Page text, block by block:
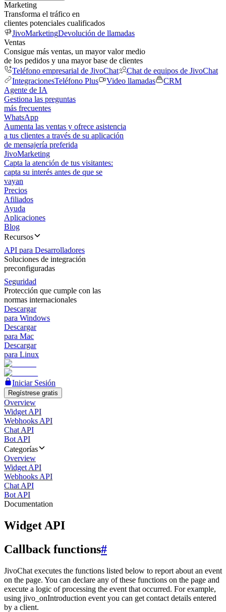
Marketing
Transforma el tráfico en
clientes potenciales cualificados
JivoMarketingDevolución de llamadas
Ventas
Consigue más ventas, un mayor valor medio
de los pedidos y una mayor base de clientes
Teléfono empresarial de JivoChat
Chat de equipos de JivoChat
IntegracionesTeléfono Plus Video llamadas
CRM
Agente de IA
Gestiona las preguntas
más frecuentes
WhatsApp
Aumenta las ventas y ofrece asistencia
a tus clientes a través de su aplicación
de mensajería preferida
JivoMarketing
Capta la atención de tus visitantes:
capta su interés antes de que se
vayan
Precios
Afiliados
Ayuda
Aplicaciones
Blog
Recursos
API para Desarrolladores
Soluciones de integración
preconfiguradas
Seguridad
Protección que cumple con las
normas internacionales
Descargar
para Windows
Descargar
para Mac
Descargar
para Linux
Iniciar Sesión
Regístrese gratis
Overview
Widget API
Webhooks API
Chat API
Bot API
Categorías
Overview
Widget API
Webhooks API
Chat API
Bot API
Documentation
Widget API
Callback functions#
JivoChat executes the functions listed below to report about an event
on the page. You can declare any of these functions on the page and
execute a logic of processing the event that occurred. For example,
using jivo_onIntroduction event you can get contact details entered
by a client.